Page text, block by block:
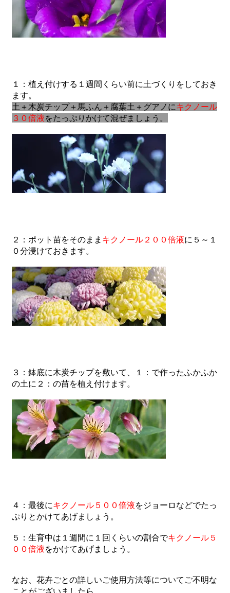
１：植え付けする１週間くらい前に土づくりをしておき
ます。
土＋木炭チップ＋馬ふん＋腐葉土＋グアノにキクノール
３０倍液をたっぷりかけて混ぜましょう。
２：ポット苗をそのまま キクノール２００倍液に５～１
０分浸けておきます。
３：鉢底に木炭チップを敷いて、１：で作ったふかふか
の土に２：の苗を植え付けます。
４：最後にキクノール５００倍液をジョーロなどでたっ
ぷりとかけてあげましょう。
５：生育中は１週間に１回くらいの割合でキクノール５
００倍液をかけてあげましょう。
なお、花卉ごとの詳しいご使用方法等についてご不明な
ことがございましたら